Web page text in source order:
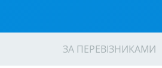
ЗА ПЕРЕВІЗНИКАМИ